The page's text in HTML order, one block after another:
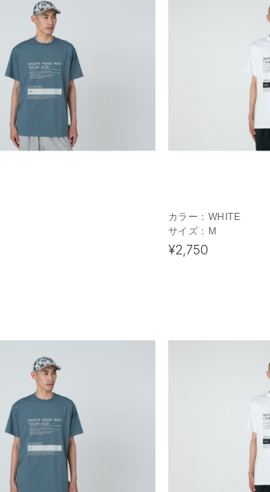
カラー： WHITE
サイズ： M
¥2,750